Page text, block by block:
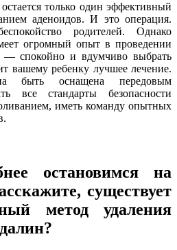
только один эффективный
аденоидов. И это операция.
родителей. Однако
огромный опыт в проведении
— спокойно и вдумчиво выбрать
вашему ребенку лучшее лечение.
быть оснащена передовым
все стандарты безопасности
иметь команду опытных
остановимся на
существует
метод удаления